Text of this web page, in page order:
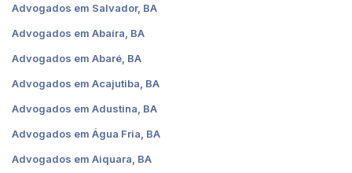
Advogados em Salvador, BA
Advogados em Abaíra, BA
Advogados em Abaré, BA
Advogados em Acajutiba, BA
Advogados em Adustina, BA
Advogados em Água Fria, BA
Advogados em Aiquara, BA